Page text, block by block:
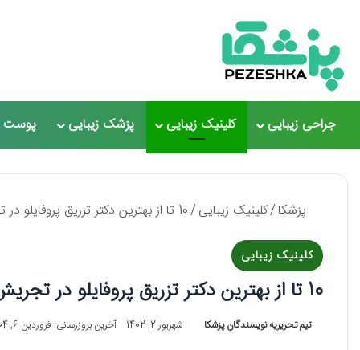
جراحی زیبایی کلینیک زیبایی پزشک زیبایی پوست
پزشکا/کلینیک زیبایی/10 تا از بهترین دکتر تزریق پروفایلو در تجریش⚡【سال1405】⭐
کلینیک زیبایی
10 تا از بهترین دکتر تزریق پروفایلو در تجریش⚡【سال1405】⭐
تیم تحریریه نویسندگان پزشکا شهریور 2, 1402 آخرین بروزرسانی: فروردین 6, 1404